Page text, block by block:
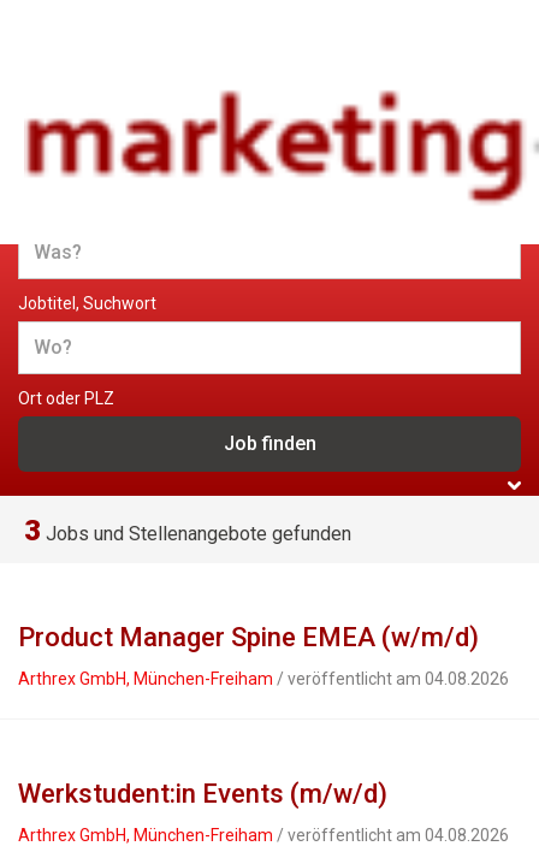
Jobs und Stellenangebote im
Marketing
Jobtitel, Suchwort
Ort oder PLZ
3 Jobs und Stellenangebote gefunden
Product Manager Spine EMEA (w/m/d)
Arthrex GmbH, München-Freiham / veröffentlicht am 04.08.2026
Werkstudent:in Events (m/w/d)
Arthrex GmbH, München-Freiham / veröffentlicht am 04.08.2026